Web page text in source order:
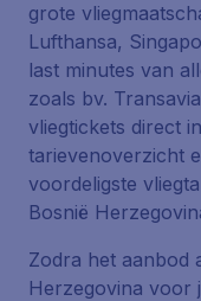
grote
Lufthansa,
last minutes van
zoals bv.
vliegtickets direct
tarievenoverzicht
voordeligste
Bosnië
Zodra het aanbod
Herzegovina voor